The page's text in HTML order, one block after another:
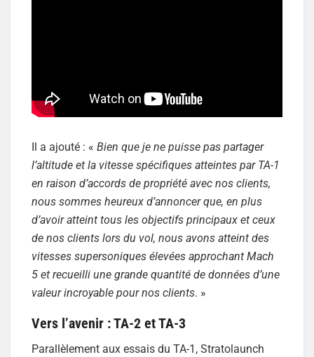
Il a ajouté : « Bien que je ne puisse pas partager
l’altitude et la vitesse spécifiques atteintes par TA-1
en raison d’accords de propriété avec nos clients,
nous sommes heureux d’annoncer que, en plus
d’avoir atteint tous les objectifs principaux et ceux
de nos clients lors du vol, nous avons atteint des
vitesses supersoniques élevées approchant Mach
5 et recueilli une grande quantité de données d’une
valeur incroyable pour nos clients. »
Vers l’avenir : TA-2 et TA-3
Parallèlement aux essais du TA-1, Stratolaunch